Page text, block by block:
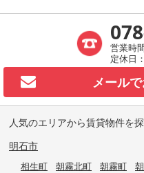
営業時
定休日
メールで
人気のエリアから賃貸物件を
明石市
相生町 朝霧北町 朝霧町